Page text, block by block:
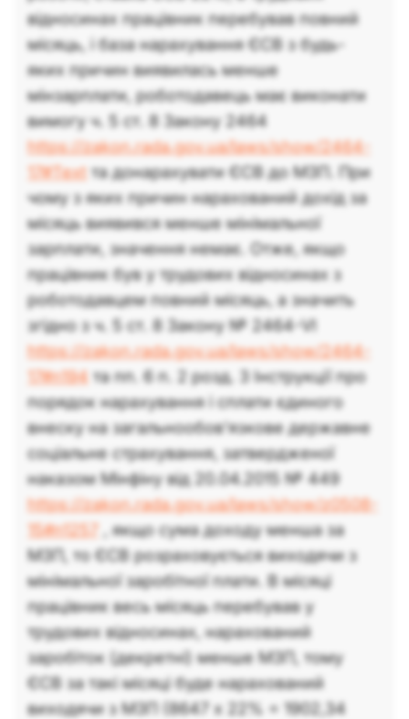
відносинах працівник перебував повний
місяць, і база нарахування ЄСВ з будь-
яких причин виявилась менше
мінзарплати, роботодавець має виконати
вимогу ч. 5 ст. 8 Закону 2464
https://zakon.rada.gov.ua/laws/show/2464-
17#Text та донарахувати ЄСВ до МЗП. При
чому з яких причин нарахований дохід за
місяць виявився менше мінімальної
зарплати, значення немає. Отже, якщо
працівник був у трудових відносинах з
роботодавцем повний місяць, а значить
згідно з ч. 5 ст. 8 Закону № 2464-VI
https://zakon.rada.gov.ua/laws/show/2464-
17#n194 та пп. 6 п. 2 розд. 3 Інструкції про
порядок нарахування і сплати єдиного
внеску на загальнообов'язкове державне
соціальне страхування, затвердженої
наказом Мінфіну від 20.04.2015 № 449
https://zakon.rada.gov.ua/laws/show/z0508-
15#n1257
, якщо сума доходу менша за
МЗП, то ЄСВ розраховується виходячи з
мінімальної заробітної плати. В місяці
працівник весь місяць перебував у
трудових відносинах, нарахований
заробіток (декретні) менше МЗП, тому
ЄСВ за такі місяці буде нарахований
виходячи з МЗП (8647 х 22% = 1902,34